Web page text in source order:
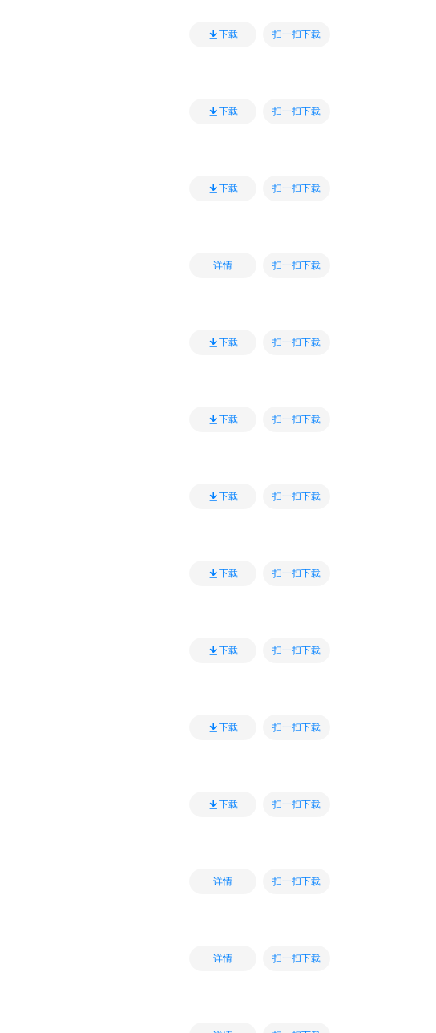
下载 扫一扫下载
下载 扫一扫下载
下载 扫一扫下载
详情 扫一扫下载
下载 扫一扫下载
下载 扫一扫下载
下载 扫一扫下载
下载 扫一扫下载
下载 扫一扫下载
下载 扫一扫下载
下载 扫一扫下载
详情 扫一扫下载
详情 扫一扫下载